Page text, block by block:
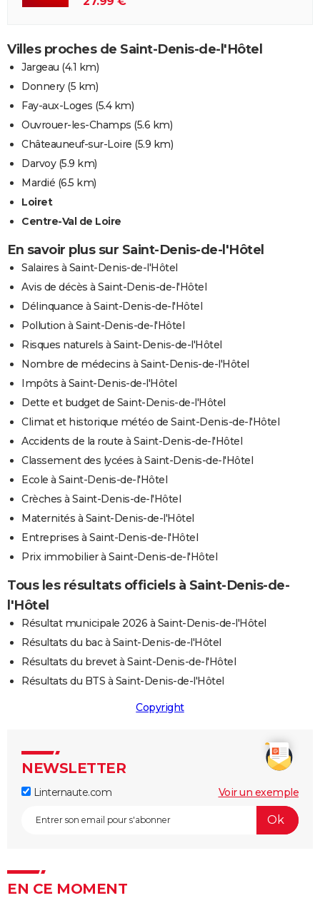
Villes proches de Saint-Denis-de-l'Hôtel
Jargeau (4.1 km)
Donnery(5 km)
Fay-aux-Loges (5.4 km)
Ouvrouer-les-Champs (5.6 km)
Châteauneuf-sur-Loire (5.9 km)
Darvoy(5.9 km)
Mardié (6.5 km)
Loiret
Centre-Val de Loire
En savoir plus sur Saint-Denis-de-l'Hôtel
Salaires à Saint-Denis-de-l'Hôtel
Avis de décès à Saint-Denis-de-l'Hôtel
Délinquance à Saint-Denis-de-l'Hôtel
Pollution à Saint-Denis-de-l'Hôtel
Risques naturels à Saint-Denis-de-l'Hôtel
Nombre de médecins à Saint-Denis-de-l'Hôtel
Impôts à Saint-Denis-de-l'Hôtel
Dette et budget de Saint-Denis-de-l'Hôtel
Climat et historique météo de Saint-Denis-de-l'Hôtel
Accidents de la route à Saint-Denis-de-l'Hôtel
Classement des lycées à Saint-Denis-de-l'Hôtel
Ecole à Saint-Denis-de-l'Hôtel
Crèches à Saint-Denis-de-l'Hôtel
Maternités à Saint-Denis-de-l'Hôtel
Entreprises à Saint-Denis-de-l'Hôtel
Prix immobilier à Saint-Denis-de-l'Hôtel
Tous les résultats officiels à Saint-Denis-de-
l'Hôtel
Résultat municipale 2026 à Saint-Denis-de-l'Hôtel
Résultats du bac à Saint-Denis-de-l'Hôtel
Résultats du brevet à Saint-Denis-de-l'Hôtel
Résultats du BTS à Saint-Denis-de-l'Hôtel
Copyright
NEWSLETTER
Linternaute.com Voir un exemple
EN CE MOMENT